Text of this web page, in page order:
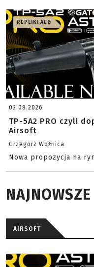
REPLIKI AEG
03.08.2026
TP-5A2 PRO czyli
Airsoft
Grzegorz Woźnica
Nowa propozycja na
NAJNOWSZE
AIRSOFT